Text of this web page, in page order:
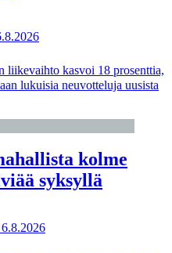
liikevaihto kasvoi 18 prosenttia,
lukuisia neuvotteluja uusista
kolme
syksyllä
6.8.2026